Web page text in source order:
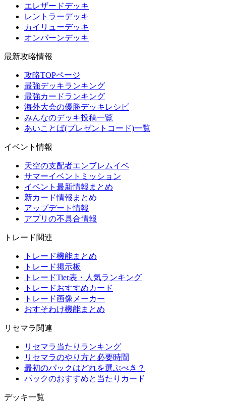
エレザードデッキ
レントラーデッキ
カイリューデッキ
オンバーンデッキ
最新攻略情報
攻略TOPページ
最強デッキランキング
最強カードランキング
海外大会の優勝デッキレシピ
みんなのデッキ投稿一覧
あいことば(プレゼントコード)一覧
イベント情報
天空の支配者エンブレムイベ
サマーイベントミッション
イベント最新情報まとめ
新カード情報まとめ
アップデート情報
アプリの不具合情報
トレード関連
トレード機能まとめ
トレード掲示板
トレードTier表・人気ランキング
トレードおすすめカード
トレード画像メーカー
おすそわけ機能まとめ
リセマラ関連
リセマラ当たりランキング
リセマラのやり方と必要時間
最初のパックはどれを選ぶべき？
パックのおすすめと当たりカード
デッキ一覧